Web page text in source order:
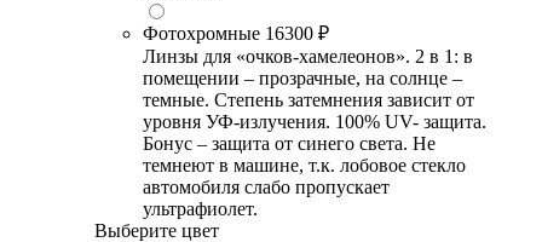
Фотохромные 16300 ₽
Линзы для «очков-хамелеонов». 2 в 1: в
помещении – прозрачные, на солнце –
темные. Степень затемнения зависит от
уровня УФ-излучения. 100% UV- защита.
Бонус – защита от синего света. Не
темнеют в машине, т.к. лобовое стекло
автомобиля слабо пропускает
ультрафиолет.
Выберите цвет